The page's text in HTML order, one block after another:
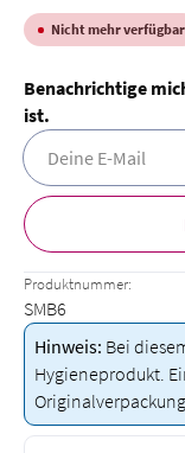
Nicht mehr verfügbar
Benachrichtige
ist.
Deine E-Mail
Produktnummer:
SMB6
Hinweis: Bei
Hygieneprodukt.